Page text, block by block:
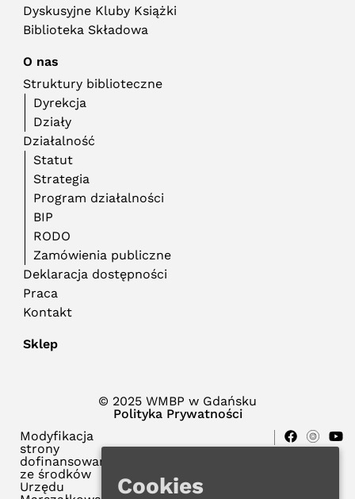
Dyskusyjne Kluby Książki
Biblioteka Składowa
O nas
Struktury biblioteczne
Dyrekcja
Działy
Działalność
Statut
Strategia
Program działalności
BIP
RODO
Zamówienia publiczne
Deklaracja dostępności
Praca
Kontakt
Sklep
© 2025 WMBP w Gdańsku
Polityka Prywatności
Modyfikacja
strony
dofinansowana
ze środków
Urzędu
Cookies